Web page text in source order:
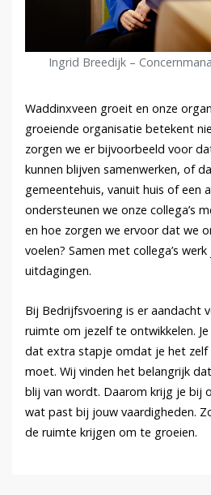
Ingrid Breedijk –
Waddinxveen groeit en onze
groeiende organisatie betekent
zorgen we er bijvoorbeeld voor
kunnen blijven samenwerken, of
gemeentehuis, vanuit huis of een
ondersteunen we onze collega’s
en hoe zorgen we ervoor dat we
voelen? Samen met collega’s
uitdagingen.
Bij Bedrijfsvoering is er aandacht
ruimte om jezelf te ontwikkelen.
dat extra stapje omdat je het
moet. Wij vinden het belangrijk
blij van wordt. Daarom krijg je bij
wat past bij jouw vaardigheden.
de ruimte krijgen om te groeien.